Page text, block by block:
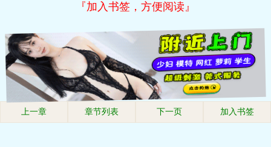
『加入书签，方便阅读』
上一章 章节列表 下一页 加入书签